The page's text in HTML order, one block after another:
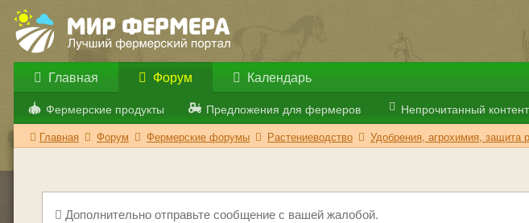
Главная Форум
Фермерские продукты Предложения для фермеров Непрочитанный контент
Календарь
Главная Форум Фермерские форумы Растениеводство Удобрения, агрохимия, защита
Дополнительно отправьте сообщение с вашей жалобой.